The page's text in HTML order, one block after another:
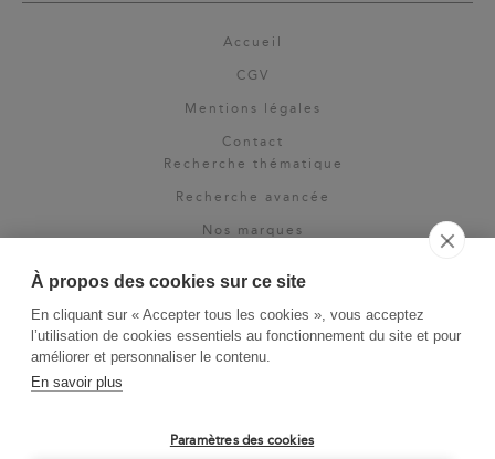
À propos des cookies sur ce site
En cliquant sur « Accepter tous les cookies », vous acceptez
l’utilisation de cookies essentiels au fonctionnement du site et pour
améliorer et personnaliser le contenu.
En savoir plus
Paramètres des cookies
Accueil
CGV
Mentions légales
Contact
Recherche thématique
Recherche avancée
Nos marques
Espace pro
Newsletter
La Vie des Classiques